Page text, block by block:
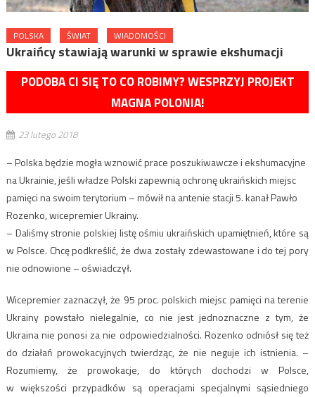
POLSKA ŚWIAT WIADOMOŚCI
Ukraińcy stawiają warunki w sprawie ekshumacji
PODOBA CI SIĘ TO CO ROBIMY? WESPRZYJ PROJEKT
MAGNA POLONIA!
23 lutego 2018
– Polska będzie mogła wznowić prace poszukiwawcze i ekshumacyjne
na Ukrainie, jeśli władze Polski zapewnią ochronę ukraińskich miejsc
pamięci na swoim terytorium – mówił na antenie stacji 5. kanał Pawło
Rozenko, wicepremier Ukrainy.
– Daliśmy stronie polskiej listę ośmiu ukraińskich upamiętnień, które są
w Polsce. Chcę podkreślić, że dwa zostały zdewastowane i do tej pory
nie odnowione – oświadczył.
Wicepremier zaznaczył, że 95 proc. polskich miejsc pamięci na terenie
Ukrainy powstało nielegalnie, co nie jest jednoznaczne z tym, że
Ukraina nie ponosi za nie odpowiedzialności. Rozenko odniósł się też
do działań prowokacyjnych twierdząc, że nie neguje ich istnienia. –
Rozumiemy, że prowokacje, do których dochodzi w Polsce,
w większości przypadków są operacjami specjalnymi sąsiedniego